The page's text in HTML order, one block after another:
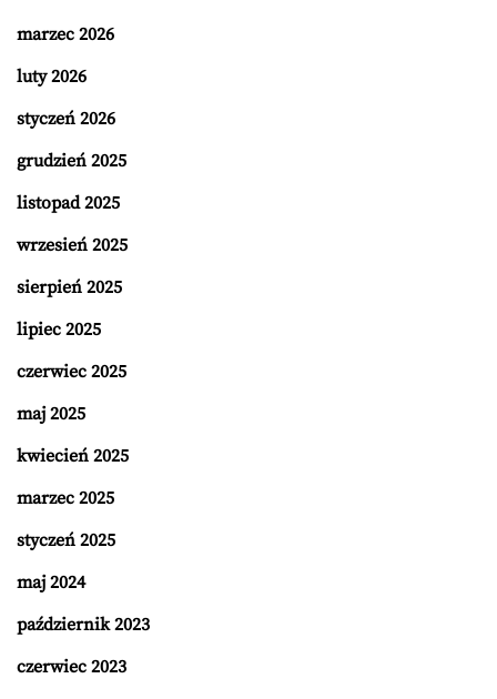
marzec 2026
luty 2026
styczeń 2026
grudzień 2025
listopad 2025
wrzesień 2025
sierpień 2025
lipiec 2025
czerwiec 2025
maj 2025
kwiecień 2025
marzec 2025
styczeń 2025
maj 2024
październik 2023
czerwiec 2023